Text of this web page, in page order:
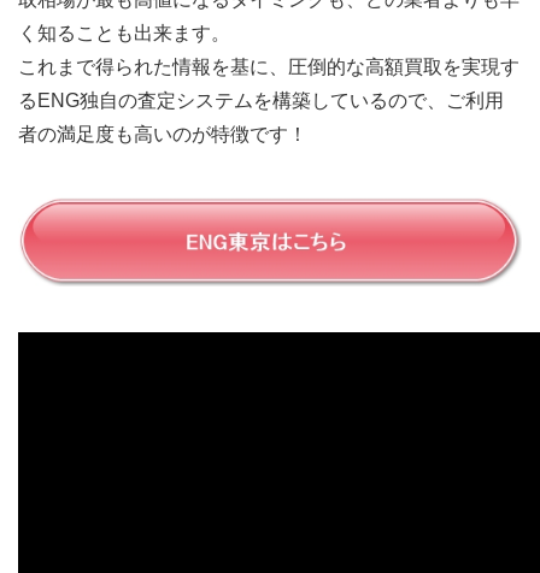
く知ることも出来ます。
これまで得られた情報を基に、圧倒的な高額買取を実現す
るENG独自の査定システムを構築しているので、ご利用
者の満足度も高いのが特徴です！